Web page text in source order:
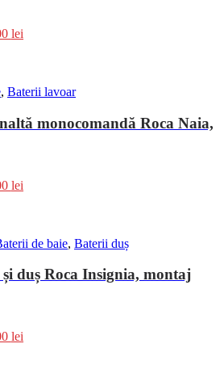
lei
, Baterii lavoar
monocomandă Roca Naia,
lei
de baie, Baterii duș
și duș Roca Insignia, montaj
lei